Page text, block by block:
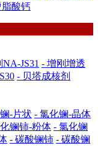
酸钙
JS31 - 增刚增透
- 贝塔成核剂
-片状 - 氯化镧-晶体
镧铈-粉体 - 氯化镧
- 碳酸镧铈 - 碳酸镧